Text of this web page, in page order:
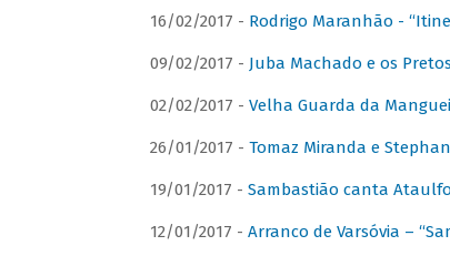
16/02/2017 - Rodrigo Maranhão -
09/02/2017 - Juba Machado e os
02/02/2017 - Velha Guarda da
26/01/2017 - Tomaz Miranda e
19/01/2017 - Sambastião canta
12/01/2017 - Arranco de Varsóvia –